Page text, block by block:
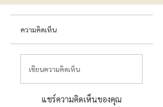
ความคิดเห็น
เขียนความคิดเห็น
แชร์ความคิดเห็นของคุณ